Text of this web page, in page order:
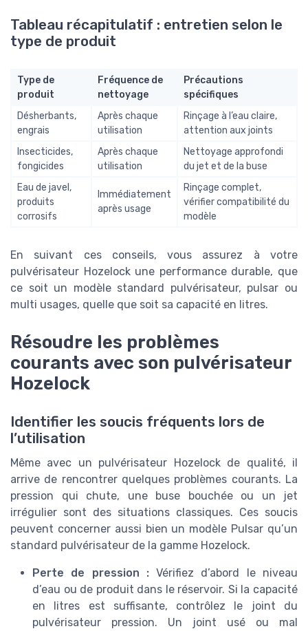
Tableau récapitulatif : entretien selon le
type de produit
Type de
produit
Fréquence de
nettoyage
Précautions
spécifiques
Désherbants,
engrais
Après chaque
utilisation
Rinçage à l’eau claire,
attention aux joints
Insecticides,
fongicides
Après chaque
utilisation
Nettoyage approfondi
du jet et de la buse
Eau de javel,
produits
corrosifs
Immédiatement
après usage
Rinçage complet,
vérifier compatibilité du
modèle
En suivant ces conseils, vous assurez à votre
pulvérisateur Hozelock une performance durable, que
ce soit un modèle standard pulvérisateur, pulsar ou
multi usages, quelle que soit sa capacité en litres.
Résoudre les problèmes
courants avec son pulvérisateur
Hozelock
Identifier les soucis fréquents lors de
l’utilisation
Même avec un pulvérisateur Hozelock de qualité, il
arrive de rencontrer quelques problèmes courants. La
pression qui chute, une buse bouchée ou un jet
irrégulier sont des situations classiques. Ces soucis
peuvent concerner aussi bien un modèle Pulsar qu’un
standard pulvérisateur de la gamme Hozelock.
Perte de pression :Vérifiez d’abord le niveau
d’eau ou de produit dans le réservoir. Si la capacité
en litres est suffisante, contrôlez le joint du
pulvérisateur pression. Un joint usé ou mal